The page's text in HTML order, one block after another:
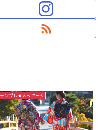
テンプレ★メッセージ